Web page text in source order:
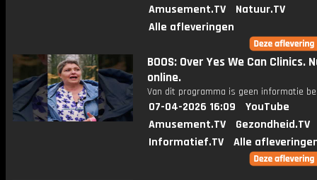
Amusement.TV
Natuur.TV
Alle afleveringen
BOOS: Over Yes We Can Clinics.
online.
Van dit programma is geen informatie
07-04-2026 16:09
YouTube
Amusement.TV
Gezondheid.TV
Informatief.TV
Alle